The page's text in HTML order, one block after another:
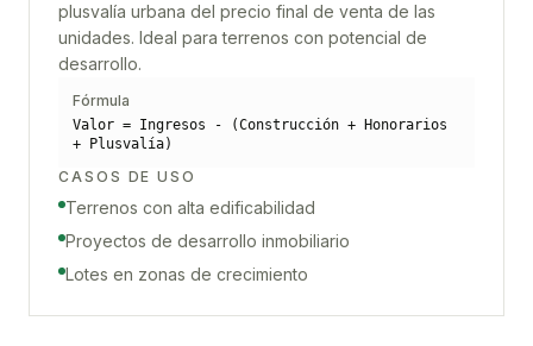
plusvalía urbana del precio final de venta de las
unidades. Ideal para terrenos con potencial de
desarrollo.
Fórmula
Valor = Ingresos - (Construcción + Honorarios
+ Plusvalía)
CASOS DE USO
Terrenos con alta edificabilidad
Proyectos de desarrollo inmobiliario
Lotes en zonas de crecimiento